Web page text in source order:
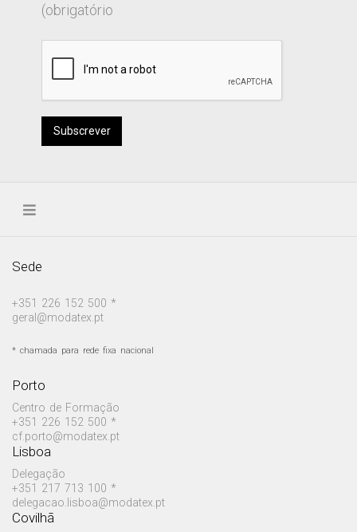
(obrigatório
Subscrever
Sede
+351 226 152 500 *
geral@modatex.pt
* chamada para rede fixa nacional
Porto
Centro de Formação
+351 226 152 500 *
cf.porto@modatex.pt
Lisboa
Delegação
+351 217 713 100 *
delegacao.lisboa@modatex.pt
Covilhã